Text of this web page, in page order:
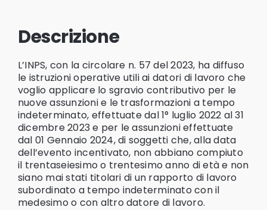
Descrizione
L’INPS, con la circolare n. 57 del 2023, ha diffuso
le istruzioni operative utili ai datori di lavoro che
voglio applicare lo sgravio contributivo per le
nuove assunzioni e le trasformazioni a tempo
indeterminato, effettuate dal 1° luglio 2022 al 31
dicembre 2023 e per le assunzioni effettuate
dal 01 Gennaio 2024, di soggetti che, alla data
dell’evento incentivato, non abbiano compiuto
il trentaseiesimo o trentesimo anno di età e non
siano mai stati titolari di un rapporto di lavoro
subordinato a tempo indeterminato con il
medesimo o con altro datore di lavoro.